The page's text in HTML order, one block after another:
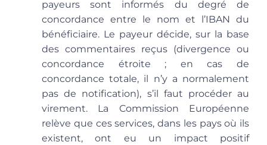
payeurs sont informés du degré de
concordance entre le nom et l’IBAN du
bénéficiaire. Le payeur décide, sur la base
des commentaires reçus (divergence ou
concordance étroite ; en cas de
concordance totale, il n’y a normalement
pas de notification), s’il faut procéder au
virement. La Commission Européenne
relève que ces services, dans les pays où ils
existent, ont eu un impact positif